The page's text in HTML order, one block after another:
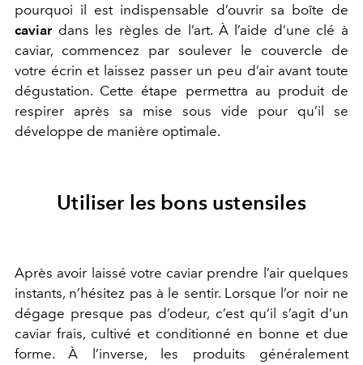
pourquoi il est indispensable d’ouvrir sa boîte de
caviardans les règles de l’art. À l’aide d’une clé à
caviar, commencez par soulever le couvercle de
votre écrin et laissez passer un peu d’air avant toute
dégustation. Cette étape permettra au produit de
respirer après sa mise sous vide pour qu’il se
développe de manière optimale.
Utiliser les bons ustensiles
Après avoir laissé votre caviar prendre l’air quelques
instants, n’hésitez pas à le sentir. Lorsque l’or noir ne
dégage presque pas d’odeur, c’est qu’il s’agit d’un
caviar frais, cultivé et conditionné en bonne et due
forme. À l’inverse, les produits généralement